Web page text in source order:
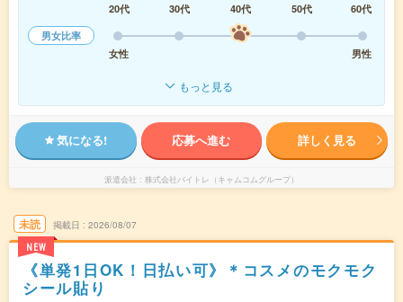
20代
30代 40代 50代
60代
男女比率
女性
男性
もっと見る
気になる! 応募へ進む 詳しく見る
派遣会社 株式会社バイトレ（キャムコムグループ）
未読
NEW
掲載日 2026/08/07
《単発1日OK！日払い可》＊コスメのモクモク
シール貼り